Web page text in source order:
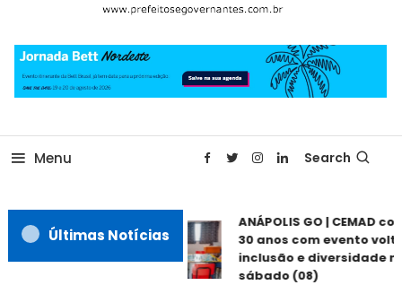
Prefeitos & Governantes
Menu Search
Últimas Notícias
ANÁPOLIS GO | CEMAD
30 anos com evento
inclusão e diversidade
sábado (08)